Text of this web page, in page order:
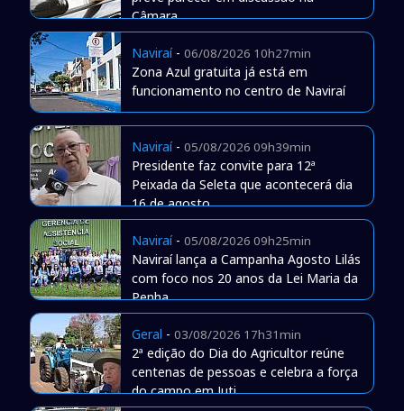
Câmara
Naviraí- 06/08/2026 10h27min
Zona Azul gratuita já está em
funcionamento no centro de Naviraí
Naviraí- 05/08/2026 09h39min
Presidente faz convite para 12ª
Peixada da Seleta que acontecerá dia
16 de agosto
Naviraí- 05/08/2026 09h25min
Naviraí lança a Campanha Agosto Lilás
com foco nos 20 anos da Lei Maria da
Penha
Geral - 03/08/2026 17h31min
2ª edição do Dia do Agricultor reúne
centenas de pessoas e celebra a força
do campo em Juti